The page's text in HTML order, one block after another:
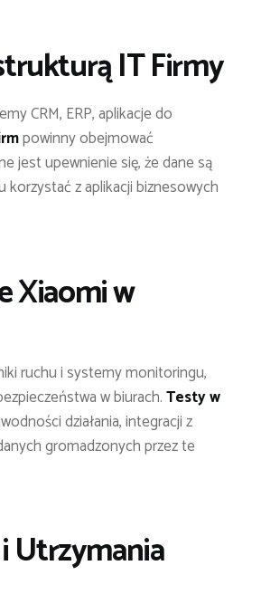
IT Firmy
CRM, ERP, aplikacje do
powinny obejmować
jest upewnienie się, że dane są
z aplikacji biznesowych
Xiaomi w
ruchu i systemy monitoringu,
w biurach.Testy w
działania, integracji z
gromadzonych przez te
Utrzymania